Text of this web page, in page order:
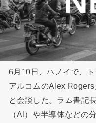
6月10日、ハノイで、
アルコムのAlex
と会談した。ラム書記
（AI）や半導体などの